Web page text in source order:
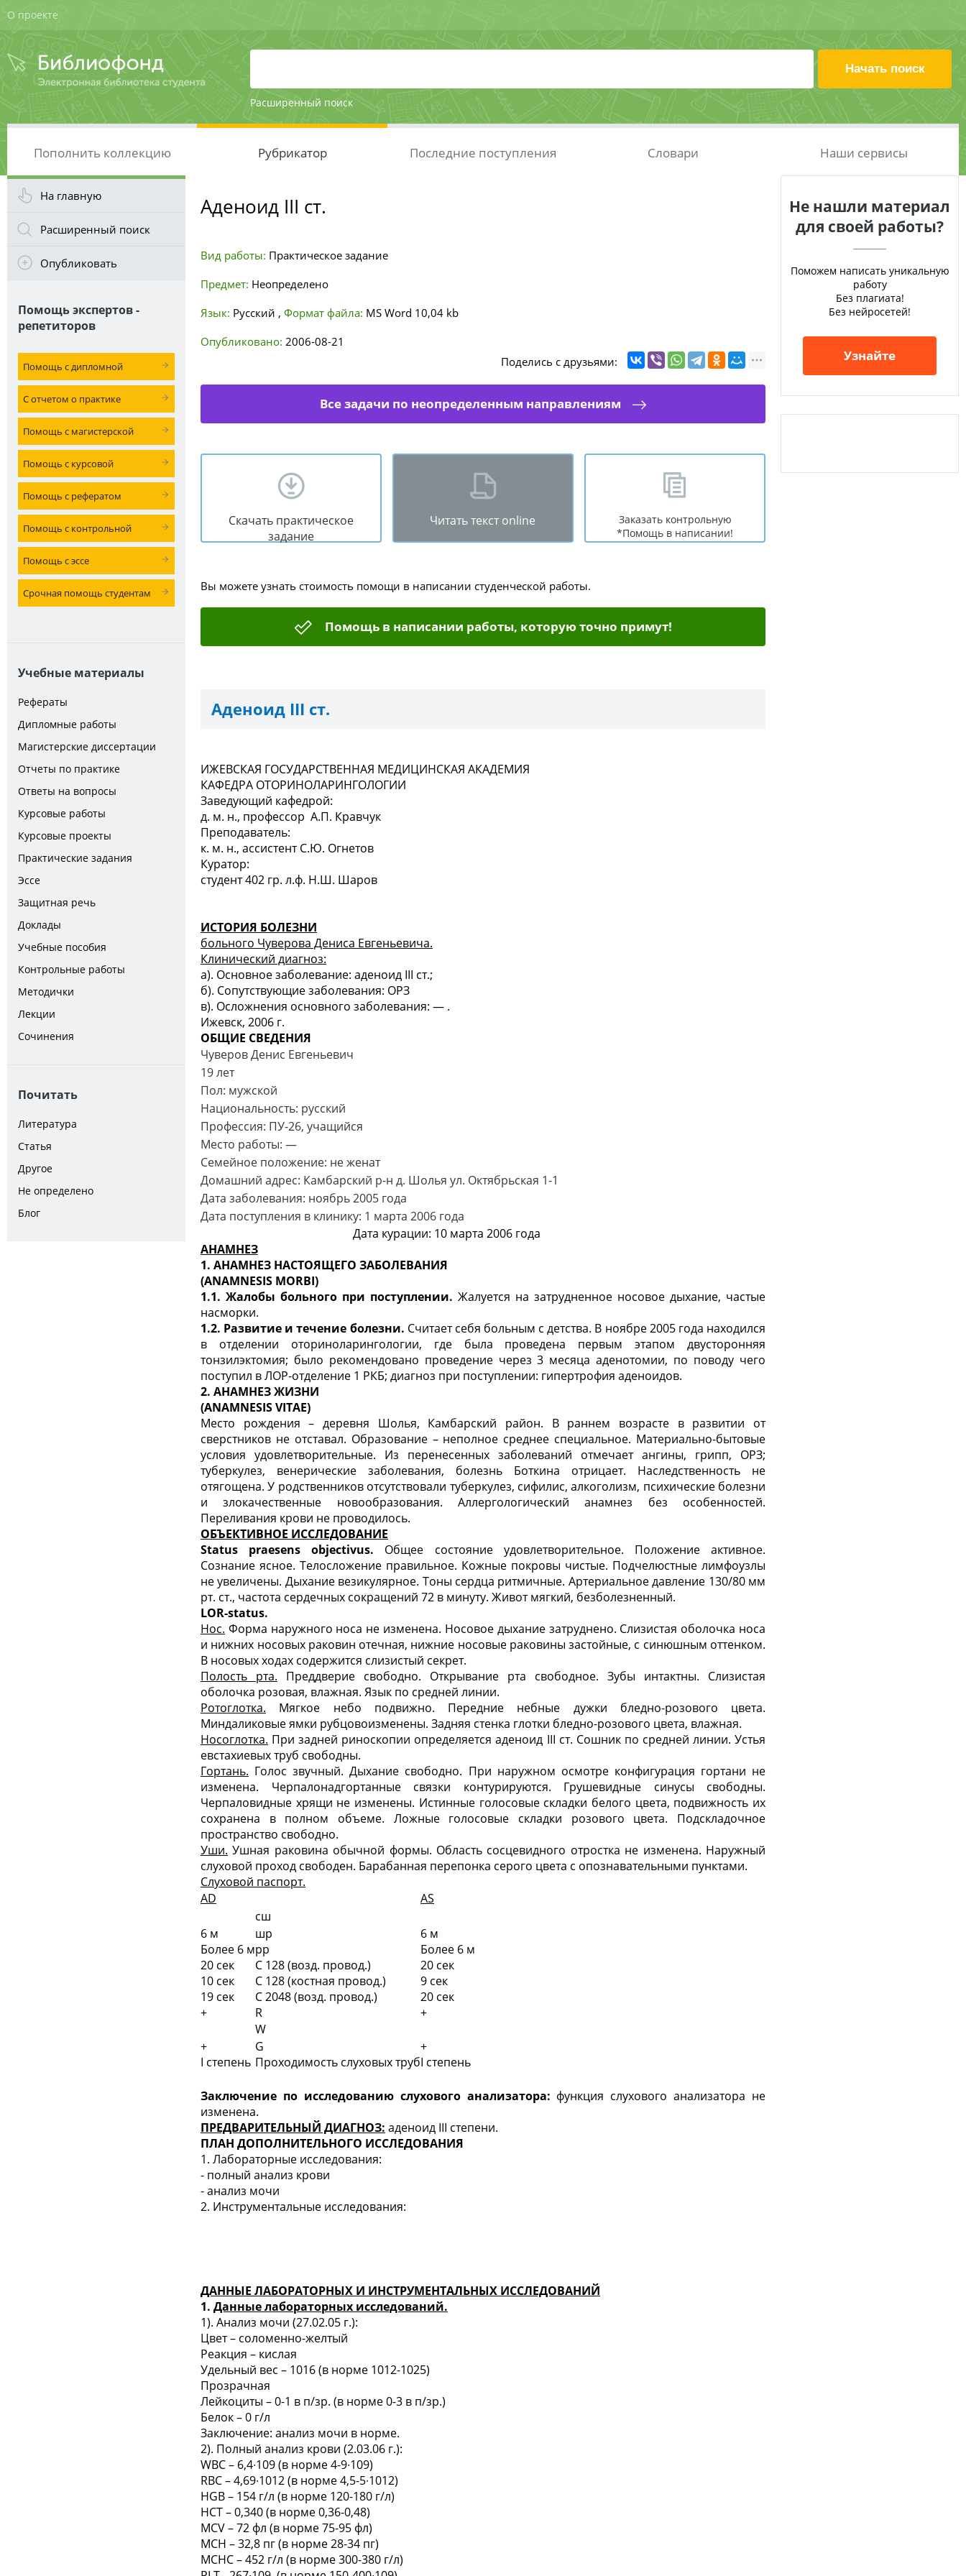
О проекте
Расширенный поиск
Пополнить коллекцию Рубрикатор Последние поступления Словари Наши сервисы
На главную
Расширенный поиск
Опубликовать
Помощь экспертов -
репетиторов
Помощь с дипломной
С отчетом о практике
Помощь с магистерской
Помощь с курсовой
Помощь с рефератом
Помощь с контрольной
Помощь с эссе
Срочная помощь студентам
Учебные материалы
Рефераты
Дипломные работы
Магистерские диссертации
Отчеты по практике
Ответы на вопросы
Курсовые работы
Курсовые проекты
Практические задания
Эссе
Защитная речь
Доклады
Учебные пособия
Контрольные работы
Методички
Лекции
Сочинения
Почитать
Литература
Статья
Другое
Не определено
Блог
Аденоид III ст.
Вид работы: Практическое задание
Предмет: Неопределено
Язык: Русский , Формат файла: MS Word 10,04 kb
Опубликовано: 2006-08-21
Поделись с друзьями:
Все задачи по неопределенным направлениям
Скачать практическое
задание
Читать текст online
Заказать контрольную
*Помощь в написании!
Вы можете узнать стоимость помощи в написании студенческой работы.
Помощь в написании работы, которую точно примут!
Аденоид III ст.
ИЖЕВСКАЯ ГОСУДАРСТВЕННАЯ МЕДИЦИНСКАЯ АКАДЕМИЯ
КАФЕДРА ОТОРИНОЛАРИНГОЛОГИИ
Заведующий кафедрой:
д. м. н., профессор А.П. Кравчук
Преподаватель:
к. м. н., ассистент С.Ю. Огнетов
Куратор:
студент 402 гр. л.ф. Н.Ш. Шаров
ИСТОРИЯ БОЛЕЗНИ
больного Чуверова Дениса Евгеньевича.
Клинический диагноз:
а). Основное заболевание: аденоид III ст.;
б). Сопутствующие заболевания: ОРЗ
в). Осложнения основного заболевания: — .
Ижевск, 2006 г.
ОБЩИЕ СВЕДЕНИЯ
Чуверов Денис Евгеньевич
19 лет
Пол: мужской
Национальность: русский
Профессия: ПУ-26, учащийся
Место работы: —
Семейное положение: не женат
Домашний адрес: Камбарский р-н д. Шолья ул. Октябрьская 1-1
Дата заболевания: ноябрь 2005 года
Дата поступления в клинику: 1 марта 2006 года
Дата курации: 10 марта 2006 года
АНАМНЕЗ
1. АНАМНЕЗ НАСТОЯЩЕГО ЗАБОЛЕВАНИЯ
(ANAMNESIS MORBI)
1.1. Жалобы больного при поступлении. Жалуется на затрудненное носовое дыхание, частые
насморки.
1.2. Развитие и течение болезни. Считает себя больным с детства. В ноябре 2005 года находился
в отделении оториноларингологии, где была проведена первым этапом двусторонняя
тонзилэктомия; было рекомендовано проведение через 3 месяца аденотомии, по поводу чего
поступил в ЛОР-отделение 1 РКБ; диагноз при поступлении: гипертрофия аденоидов.
2. АНАМНЕЗ ЖИЗНИ
(ANAMNESISVITAE)
Место рождения – деревня Шолья, Камбарский район. В раннем возрасте в развитии от
сверстников не отставал. Образование – неполное среднее специальное. Материально-бытовые
условия удовлетворительные. Из перенесенных заболеваний отмечает ангины, грипп, ОРЗ;
туберкулез, венерические заболевания, болезнь Боткина отрицает. Наследственность не
отягощена. У родственников отсутствовали туберкулез, сифилис, алкоголизм, психические болезни
и злокачественные новообразования. Аллергологический анамнез без особенностей.
Переливания крови не проводилось.
ОБЪЕКТИВНОЕ ИССЛЕДОВАНИЕ
Status
praesens objectivus. Общее состояние удовлетворительное. Положение активное.
Сознание ясное. Телосложение правильное. Кожные покровы чистые. Подчелюстные лимфоузлы
не увеличены. Дыхание везикулярное. Тоны сердца ритмичные. Артериальное давление 130/80 мм
рт. ст., частота сердечных сокращений 72 в минуту. Живот мягкий, безболезненный.
LOR-status.
Нос. Форма наружного носа не изменена. Носовое дыхание затруднено. Слизистая оболочка носа
и нижних носовых раковин отечная, нижние носовые раковины застойные, с синюшным оттенком.
В носовых ходах содержится слизистый секрет.
Полость рта. Преддверие свободно. Открывание рта свободное. Зубы интактны. Слизистая
оболочка розовая, влажная. Язык по средней линии.
Ротоглотка. Мягкое небо подвижно. Передние небные дужки бледно-розового цвета.
Миндаликовые ямки рубцовоизменены. Задняя стенка глотки бледно-розового цвета, влажная.
Носоглотка. При задней риноскопии определяется аденоид III ст. Сошник по средней линии. Устья
евстахиевых труб свободны.
Гортань. Голос звучный. Дыхание свободно. При наружном осмотре конфигурация гортани не
изменена. Черпалонадгортанные связки контурируются. Грушевидные синусы свободны.
Черпаловидные хрящи не изменены. Истинные голосовые складки белого цвета, подвижность их
сохранена в полном объеме. Ложные голосовые складки розового цвета. Подскладочное
пространство свободно.
Уши. Ушная раковина обычной формы. Область сосцевидного отростка не изменена. Наружный
слуховой проход свободен. Барабанная перепонка серого цвета с опознавательными пунктами.
Слуховой паспорт.
AD
AS
сш
6 м
шр
6 м
Более 6 мрр
Более 6 м
20 сек
С 128 (возд. провод.)
20 сек
10 сек
С 128 (костная провод.)
9 сек
19 сек
С 2048 (возд. провод.)
20 сек
+
R
+
W
+
G
+
I степень Проходимость слуховых трубI степень
Заключение по исследованию слухового анализатора: функция слухового анализатора не
изменена.
ПРЕДВАРИТЕЛЬНЫЙ ДИАГНОЗ: аденоид III степени.
ПЛАН ДОПОЛНИТЕЛЬНОГО ИССЛЕДОВАНИЯ
1. Лабораторные исследования:
- полный анализ крови
- анализ мочи
2. Инструментальные исследования:
ДАННЫЕ ЛАБОРАТОРНЫХ И ИНСТРУМЕНТАЛЬНЫХ ИССЛЕДОВАНИЙ
1. Данные лабораторных исследований.
1). Анализ мочи (27.02.05 г.):
Цвет – соломенно-желтый
Реакция – кислая
Удельный вес – 1016 (в норме 1012-1025)
Прозрачная
Лейкоциты – 0-1 в п/зр. (в норме 0-3 в п/зр.)
Белок – 0 г/л
Заключение: анализ мочи в норме.
2). Полный анализ крови (2.03.06 г.):
WBC – 6,4∙109(в норме 4-9∙109)
RBC – 4,69∙1012(в норме 4,5-5∙1012)
HGB – 154 г/л (в норме 120-180 г/л)
HCT – 0,340 (в норме 0,36-0,48)
MCV – 72 фл (в норме 75-95 фл)
MCH – 32,8 пг (в норме 28-34 пг)
MCHC – 452 г/л (в норме 300-380 г/л)
Не нашли материал
для своей работы?
Поможем написать уникальную
работу
Без плагиата!
Без нейросетей!
Узнайте